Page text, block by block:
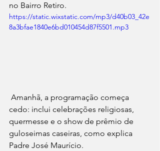
no Bairro Retiro.
https://static.wixstatic.com/mp3/d40b03_42e
8a3bfae1840e6bd010454d87f5501.mp3
cedo: inclui celebrações religiosas,
quermesse e o show de prêmio de
guloseimas caseiras, como explica
Padre José Maurício.